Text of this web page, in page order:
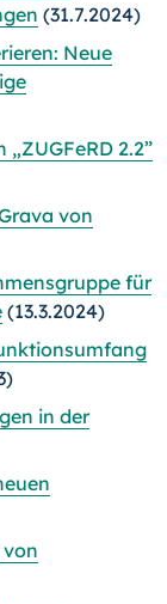
(31.7.2024)
Neue
2.2”
von
für
(13.3.2024)
in der